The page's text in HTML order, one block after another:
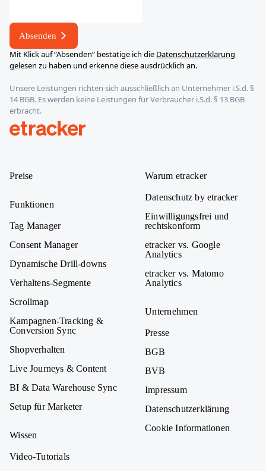
Adresse
*
E-
Adresse
Absenden
Mit Klick auf “Absenden” bestätige ich die Datenschutzerklärung
gelesen zu haben und erkenne diese ausdrücklich an.
Unsere Leistungen richten sich ausschließlich an Unternehmer i.S.d. §
14 BGB. Es werden keine Leistungen für Verbraucher i.S.d. § 13 BGB
erbracht.
Preise
Funktionen
Tag Manager
Consent Manager
Dynamische Drill-downs
Verhaltens-Segmente
Scrollmap
Kampagnen-Tracking &
Conversion Sync
Shopverhalten
Live Journeys & Content
BI & Data Warehouse Sync
Setup für Marketer
Wissen
Video-Tutorials
Warum etracker
Datenschutz by etracker
Einwilligungsfrei und
rechtskonform
etracker vs. Google
Analytics
etracker vs. Matomo
Analytics
Unternehmen
Presse
BGB
BVB
Impressum
Datenschutzerklärung
Cookie Informationen